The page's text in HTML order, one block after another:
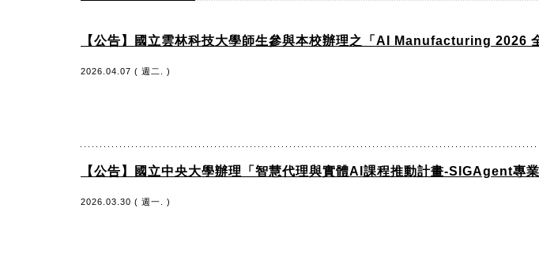
【公告】國立雲林科技大學師生參與本校辦理之「AI Manufacturing 2026
2026.04.07 ( 週二. )
【公告】國立中央大學辦理「智慧代理與實體AI課程推動計畫-SIGAgent專
2026.03.30 ( 週一. )